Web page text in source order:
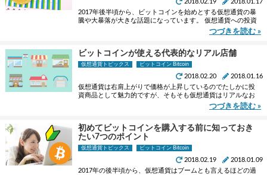
2018.01.17
2018.02.19
2017年後半頃から、ビットコインを始めとする仮想通貨の暴
騰や大暴落が大きな話題になっています。 仮想通貨への投資
をしている方にとって暴騰はありがたいものですが、大暴落
によって損失を被るのは避けたいところです。 仮想通貨 …
つづきを読む »
ビットコインが使える代表的なリアル店舗
仮想通貨トピックス ビットコイン Bitcoin
2018.01.16
2018.02.20
仮想通貨は右肩上がりで価格が上昇しているのでたしかに投
資商品として魅力的ですが、そもそも仮想通貨はリアルなお
金に変わるものとして開発されたもの。 実際にリアルな店舗
でビットコインによる支払いを受け付けている場所も増えて
つづきを読む »
初めてビットコインを購入する前に知っておき
たい7つのポイント
仮想通貨トピックス ビットコイン Bitcoin
2018.01.09
2018.02.19
2017年の後半頃から、仮想通貨はブームとも言えるほどの過